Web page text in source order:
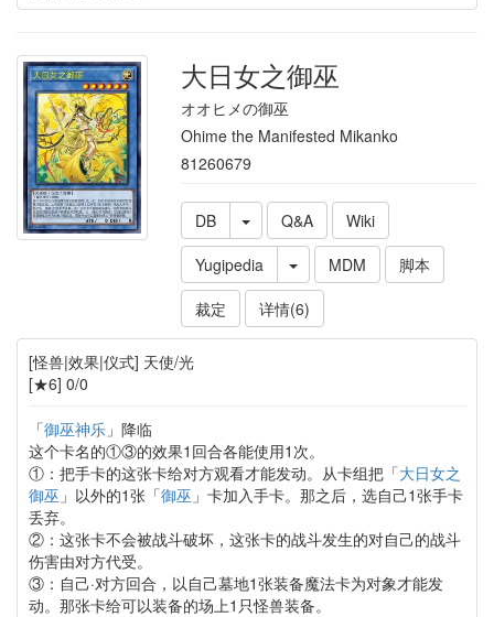
大日女之御巫
オオヒメの御巫
Ohime the Manifested Mikanko
81260679
DB Q&A
Wiki
Yugipedia
MDM
脚本
裁定
详情(6)
[怪兽|效果|仪式] 天使/光
[★6] 0/0
「御巫神乐」降临
这个卡名的①③的效果1回合各能使用1次。
①：把手卡的这张卡给对方观看才能发动。从卡组把「大日女之
御巫 」以外的1张「御巫 」卡加入手卡。那之后，选自己1张手卡
丢弃。
②：这张卡不会被战斗破坏，这张卡的战斗发生的对自己的战斗
伤害由对方代受。
③：自己·对方回合，以自己墓地1张装备魔法卡为对象才能发
动。那张卡给可以装备的场上1只怪兽装备。